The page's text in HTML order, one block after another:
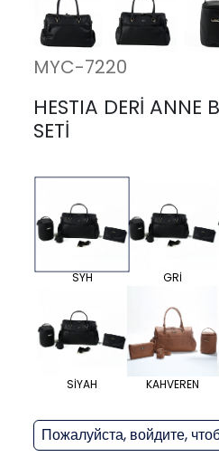
MYC-7220
HESTIA DERİ ANNE
SETİ
SYH GRİ
SİYAH KAHVEREN
Пожалуйста, войдите,